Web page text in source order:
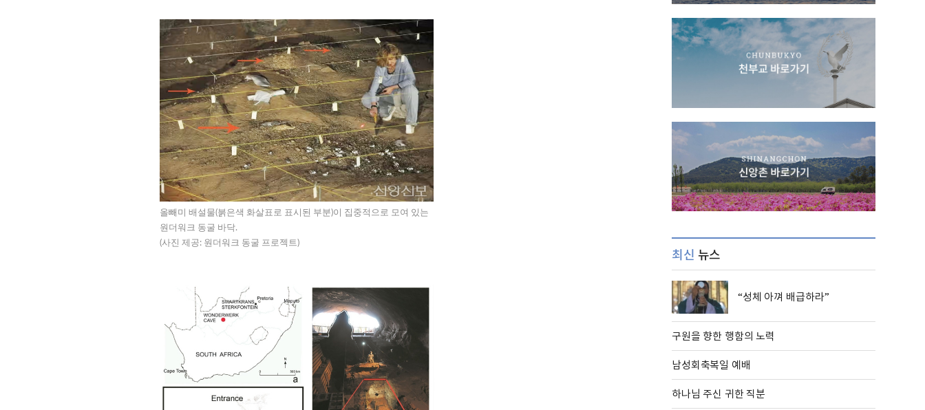
올빼미 배설물(붉은색 화살표로 표시된 부분)이 집중적으로 모여 있는
원더워크 동굴 바닥.
(사진 제공: 원더워크 동굴 프로젝트)
최신 뉴스
“성체 아껴 배급하라”
구원을 향한 행함의 노력
남성회축복일 예배
하나님 주신 귀한 직분